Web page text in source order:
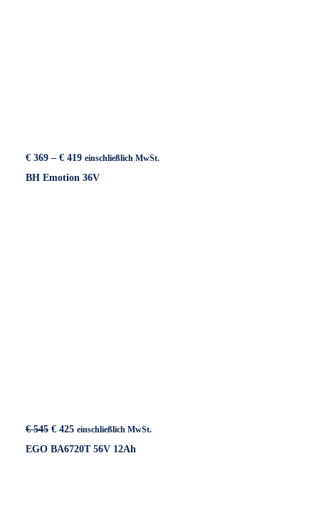
€ 369 – € 419Preisspanne:
bis
einschließlich MwSt.
BH Emotion 36V
€545 Ursprünglicher
war:
€ 425Aktueller
ist:
einschließlich MwSt.
EGO BA6720T 56V 12Ah